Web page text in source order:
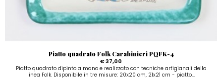
Piatto quadrato Folk Carabinieri PQFK-4
€ 37,00
Piatto quadrato dipinto a mano e realizzato con tecniche artigianali della
linea Folk. Disponibile in tre misure: 20x20 cm, 21x21 cm - piatto...